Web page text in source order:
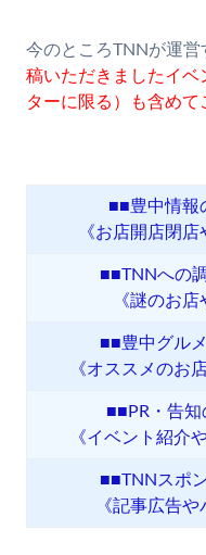
今のところTNNが運営
稿いただきましたイベ
ターに限る）も含めて
■■豊中情報
《お店開店閉
■■TNNへの
《謎のお
■■豊中グル
《オススメのお
■■PR・告
《イベント紹介
■■TNNスポ
《記事広告